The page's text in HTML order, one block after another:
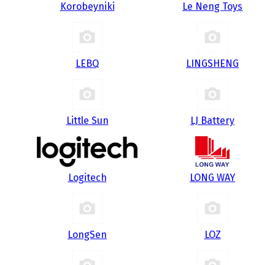
Korobeyniki Le Neng Toys
LEBQ LINGSHENG
Little Sun LJ Battery
Logitech LONG WAY
LongSen LOZ